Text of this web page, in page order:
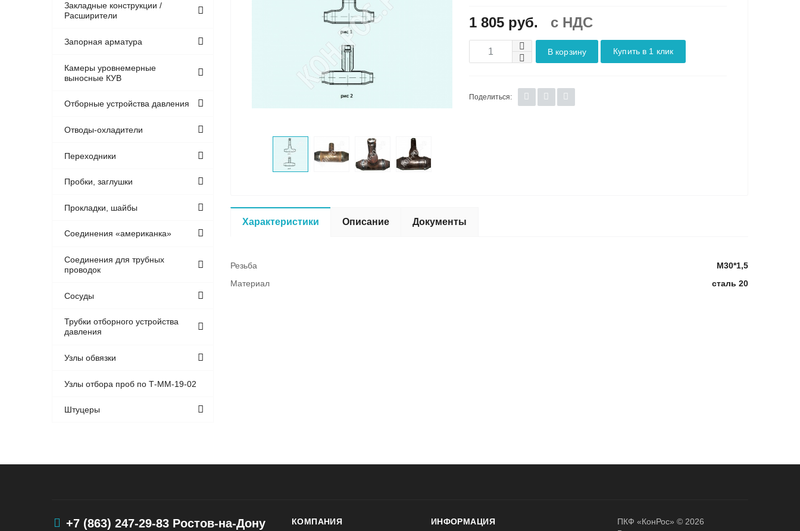
Закладные конструкции /
Расширители
Запорная арматура
Камеры уровнемерные
выносные КУВ
Отборные устройства давления
Отводы-охладители
Переходники
Пробки, заглушки
Прокладки, шайбы
Соединения «американка»
Соединения для трубных
проводок
Сосуды
Трубки отборного устройства
давления
Узлы обвязки
Узлы отбора проб по Т-ММ-19-02
Штуцеры
1 805 руб. c НДС
В корзину Купить в 1 клик
Поделиться:
Характеристики Описание Документы
Резьба
М30*1,5
Материал
сталь 20
+7 (863) 247-29-83 Ростов-на-Дону
КОМПАНИЯ ИНФОРМАЦИЯ
ПКФ «КонРос» © 2026